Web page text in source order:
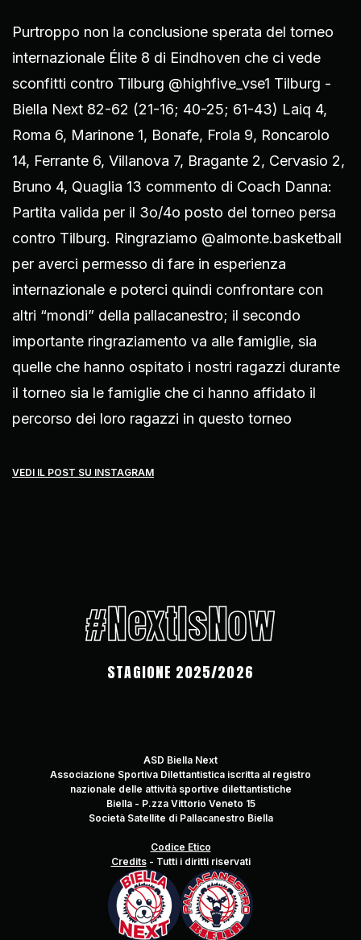
Purtroppo non la conclusione sperata del torneo
internazionale Élite 8 di Eindhoven che ci vede
sconfitti contro Tilburg @highfive_vse1 Tilburg -
Biella Next 82-62 (21-16; 40-25; 61-43) Laiq 4,
Roma 6, Marinone 1, Bonafe, Frola 9, Roncarolo
14, Ferrante 6, Villanova 7, Bragante 2, Cervasio 2,
Bruno 4, Quaglia 13 commento di Coach Danna:
Partita valida per il 3o/4o posto del torneo persa
contro Tilburg. Ringraziamo @almonte.basketball
per averci permesso di fare in esperienza
internazionale e poterci quindi confrontare con
altri “mondi” della pallacanestro; il secondo
importante ringraziamento va alle famiglie, sia
quelle che hanno ospitato i nostri ragazzi durante
il torneo sia le famiglie che ci hanno affidato il
percorso dei loro ragazzi in questo torneo
VEDI IL POST SU INSTAGRAM
#NextIsNow
STAGIONE 2025/2026
ASD Biella Next
Associazione Sportiva Dilettantistica iscritta al registro
nazionale delle attività sportive dilettantistiche
Biella - P.zza Vittorio Veneto 15
Società Satellite di Pallacanestro Biella
Codice Etico
Credits- Tutti i diritti riservati